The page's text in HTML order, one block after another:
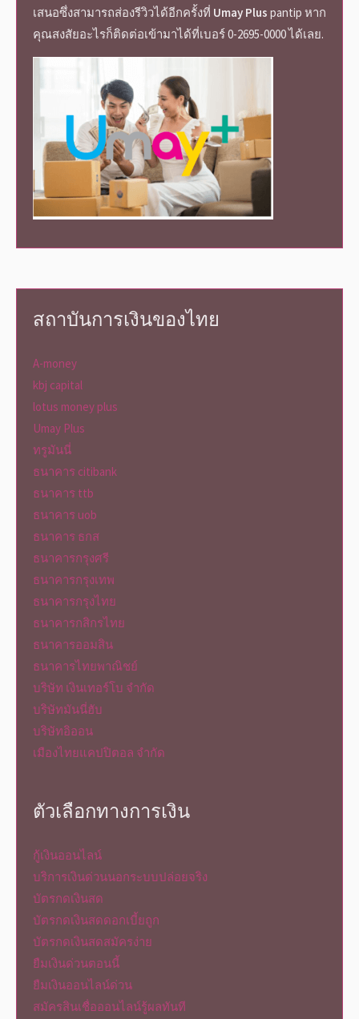
เสนอซึ่งสามารถส่องรีวิวได้อีกครั้งที่ Umay Plus pantip หาก
คุณสงสัยอะไรก็ติดต่อเข้ามาได้ที่เบอร์ 0-2695-0000 ได้เลย.
สถาบันการเงินของไทย
A-money
kbj capital
lotus money plus
Umay Plus
ทรูมันนี่
ธนาคาร citibank
ธนาคาร ttb
ธนาคาร uob
ธนาคาร ธกส
ธนาคารกรุงศรี
ธนาคารกรุงเทพ
ธนาคารกรุงไทย
ธนาคารกสิกรไทย
ธนาคารออมสิน
ธนาคารไทยพาณิชย์
บริษัท เงินเทอร์โบ จำกัด
บริษัทมันนี่ฮับ
บริษัทอิออน
เมืองไทยแคปปิตอล จำกัด
ตัวเลือกทางการเงิน
กู้เงินออนไลน์
บริการเงินด่วนนอกระบบปล่อยจริง
บัตรกดเงินสด
บัตรกดเงินสดดอกเบี้ยถูก
บัตรกดเงินสดสมัครง่าย
ยืมเงินด่วนตอนนี้
ยืมเงินออนไลน์ด่วน
สมัครสินเชื่อออนไลน์รู้ผลทันที